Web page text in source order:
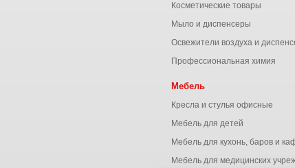
Косметические товары
Мыло и диспенсеры
Освежители воздуха и
Профессиональная химия
Мебель
Кресла и стулья офисные
Мебель для детей
Мебель для кухонь, баров и
Мебель для медицинских